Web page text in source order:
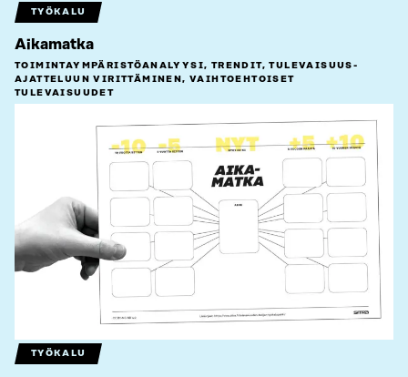
TYÖKALU
Aikamatka
TOIMINTAYMPÄRISTÖ­ANALYYSI, TRENDIT, TULEVAISUUS­
AJATTELUUN VIRITTÄMINEN, VAIHTOEHTOISET
TULEVAISUUDET
TYÖKALU